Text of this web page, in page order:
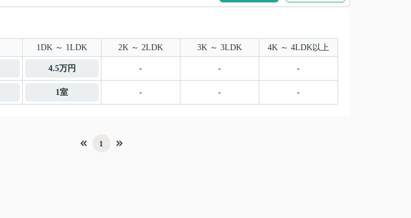
1DK ～ 1LDK 2K ～ 2LDK 3K ～ 3LDK 4K ～ 4LDK以上
4.5万円 - - -
1室 - - -
1